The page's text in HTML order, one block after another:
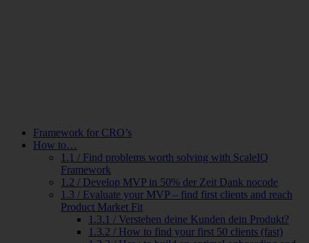
Framework for CRO’s
How to…
1.1 / Find problems worth solving with ScaleIQ
Framework
1.2 / Develop MVP in 50% der Zeit Dank nocode
1.3 / Evaluate your MVP – find first clients and reach
Product Market Fit
1.3.1 / Verstehen deine Kunden dein Produkt?
1.3.2 / How to find your first 50 clients (fast)